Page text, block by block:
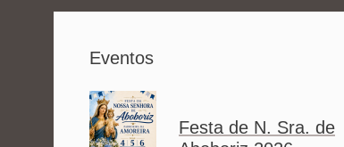
Eventos
Festa de N. Sra. de